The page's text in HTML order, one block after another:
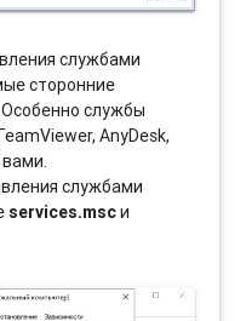
службами
сторонние
службы
AnyDesk,
службами
services.mscи